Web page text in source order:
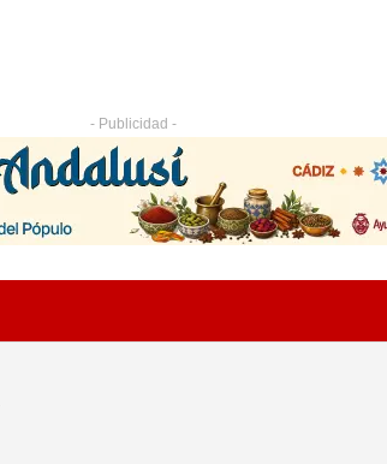
- Publicidad -